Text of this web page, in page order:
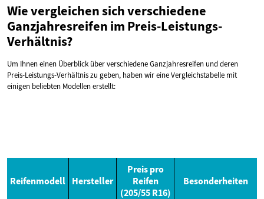
Wie vergleichen sich verschiedene
Ganzjahresreifen im Preis-Leistungs-
Verhältnis?
Um Ihnen einen Überblick über verschiedene Ganzjahresreifen und deren
Preis-Leistungs-Verhältnis zu geben, haben wir eine Vergleichstabelle mit
einigen beliebten Modellen erstellt:
Reifenmodell Hersteller
Preis pro
Reifen
(205/55 R16)
Besonderheiten